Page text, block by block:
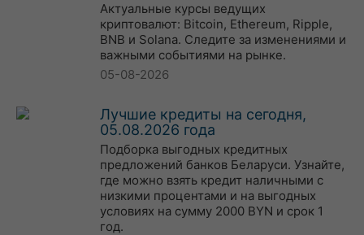
Актуальные курсы ведущих
криптовалют: Bitcoin, Ethereum, Ripple,
BNB и Solana. Следите за изменениями и
важными событиями на рынке.
05-08-2026
Лучшие кредиты на сегодня,
05.08.2026 года
Подборка выгодных кредитных
предложений банков Беларуси. Узнайте,
где можно взять кредит наличными с
низкими процентами и на выгодных
условиях на сумму 2000 BYN и срок 1
год.